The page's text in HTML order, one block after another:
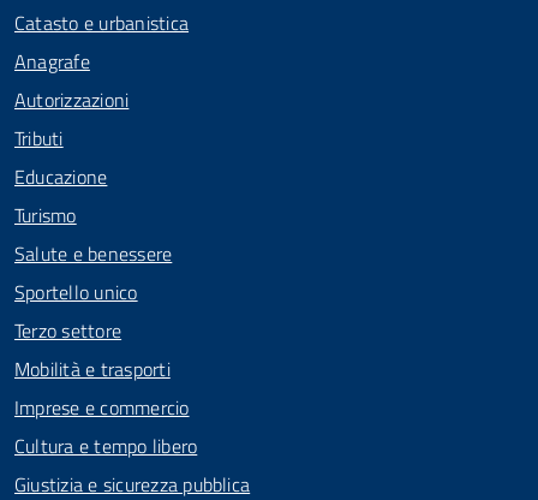
Catasto e urbanistica
Anagrafe
Autorizzazioni
Tributi
Educazione
Turismo
Salute e benessere
Sportello unico
Terzo settore
Mobilità e trasporti
Imprese e commercio
Cultura e tempo libero
Giustizia e sicurezza pubblica